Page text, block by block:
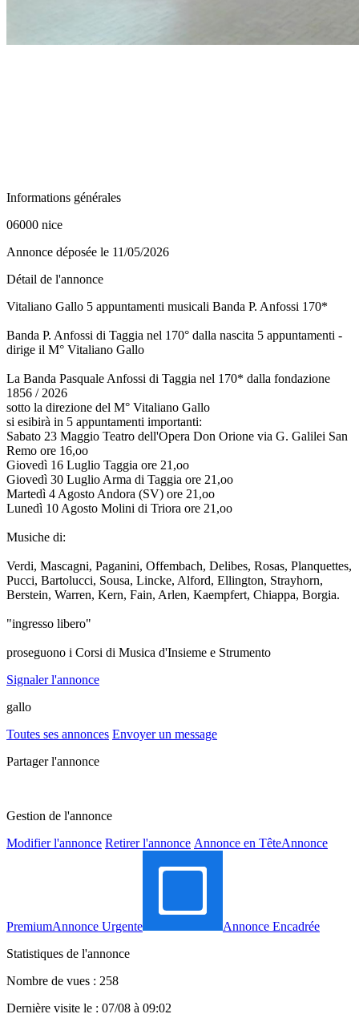
Informations générales
06000 nice
Annonce déposée le 11/05/2026
Détail de l'annonce
Vitaliano Gallo 5 appuntamenti musicali Banda P. Anfossi 170*
Banda P. Anfossi di Taggia nel 170° dalla nascita 5 appuntamenti -
dirige il M° Vitaliano Gallo
La Banda Pasquale Anfossi di Taggia nel 170* dalla fondazione
1856 / 2026
sotto la direzione del M° Vitaliano Gallo
si esibirà in 5 appuntamenti importanti:
Sabato 23 Maggio Teatro dell'Opera Don Orione via G. Galilei San
Remo ore 16,oo
Giovedì 16 Luglio Taggia ore 21,oo
Giovedì 30 Luglio Arma di Taggia ore 21,oo
Martedì 4 Agosto Andora (SV) ore 21,oo
Lunedì 10 Agosto Molini di Triora ore 21,oo
Musiche di:
Verdi, Mascagni, Paganini, Offembach, Delibes, Rosas, Planquettes,
Pucci, Bartolucci, Sousa, Lincke, Alford, Ellington, Strayhorn,
Berstein, Warren, Kern, Fain, Arlen, Kaempfert, Chiappa, Borgia.
"ingresso libero"
proseguono i Corsi di Musica d'Insieme e Strumento
Signaler l'annonce
gallo
Toutes ses annonces Envoyer un message
Partager l'annonce
Gestion de l'annonce
Modifier l'annonce Retirer l'annonce Annonce en TêteAnnonce
PremiumAnnonce Urgente
Annonce Encadrée
Statistiques de l'annonce
Nombre de vues : 258
Dernière visite le : 07/08 à 09:02